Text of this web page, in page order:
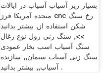
بسیار ریز آسیاب آسیاب در ایالات
متحده آمریکا فرز cnc رخ سنگ
شکن استفاده از, بیشتر بدانید
>>, سنگ زنی رول نوع زغال
سنگ آسیاب اسب بخار عمودی
سنگ زنی آسیاب سیمان,, سازنده
آسیاب,, بیشتر بدانید .